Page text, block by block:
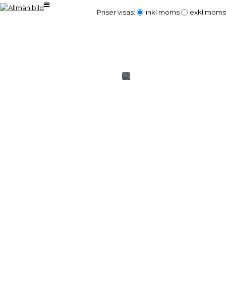
Priser visas: inkl moms exkl moms